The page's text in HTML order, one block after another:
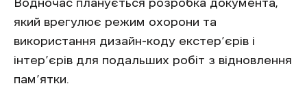
Водночас планується розробка документа,
який врегулює режим охорони та
використання дизайн-коду екстер’єрів і
інтер’єрів для подальших робіт з відновлення
пам’ятки.